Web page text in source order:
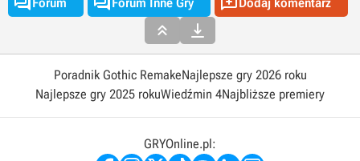
 
Poradnik Gothic RemakeNajlepsze gry 2026 roku
Najlepsze gry 2025 rokuWiedźmin 4Najbliższe premiery
GRYOnline.pl: